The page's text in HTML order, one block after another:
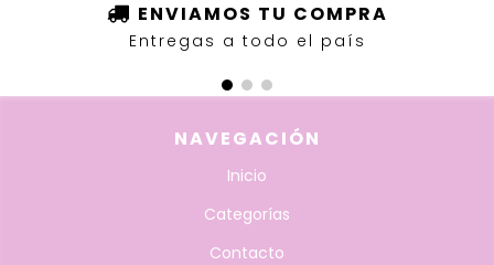
ENVIAMOS TU COMPRA
Entregas a todo el país
NAVEGACIÓN
Inicio
Categorías
Contacto